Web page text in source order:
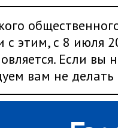
с этим, с 8 июля
Если вы
вам не делать